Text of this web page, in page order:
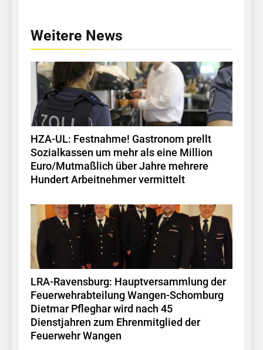
Weitere News
HZA-UL: Festnahme! Gastronom prellt
Sozialkassen um mehr als eine Million
Euro/Mutmaßlich über Jahre mehrere
Hundert Arbeitnehmer vermittelt
LRA-Ravensburg: Hauptversammlung der
Feuerwehrabteilung Wangen-Schomburg
Dietmar Pfleghar wird nach 45
Dienstjahren zum Ehrenmitglied der
Feuerwehr Wangen